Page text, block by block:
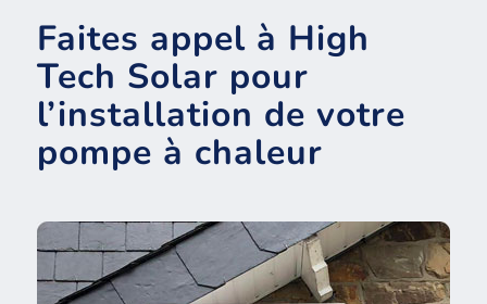
Faites appel à High
Tech Solar pour
l’installation de votre
pompe à chaleur